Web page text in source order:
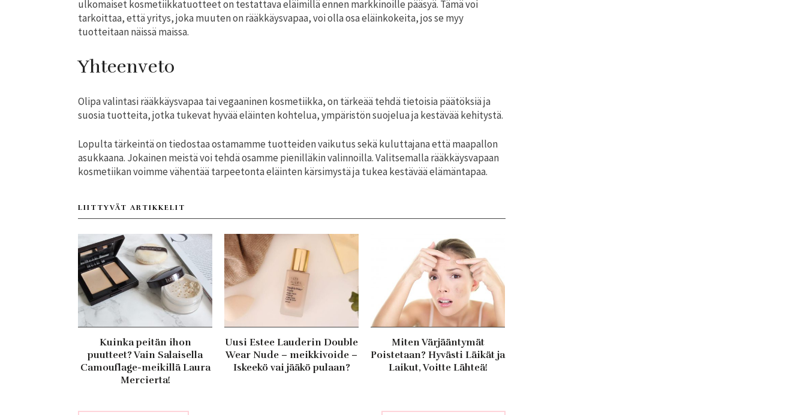
ulkomaiset kosmetiikkatuotteet on testattava eläimillä ennen markkinoille pääsyä. Tämä voi
tarkoittaa, että yritys, joka muuten on rääkkäysvapaa, voi olla osa eläinkokeita, jos se myy
tuotteitaan näissä maissa.
Yhteenveto
Olipa valintasi rääkkäysvapaa tai vegaaninen kosmetiikka, on tärkeää tehdä tietoisia päätöksiä ja
suosia tuotteita, jotka tukevat hyvää eläinten kohtelua, ympäristön suojelua ja kestävää kehitystä.
Lopulta tärkeintä on tiedostaa ostamamme tuotteiden vaikutus sekä kuluttajana että maapallon
asukkaana. Jokainen meistä voi tehdä osamme pienilläkin valinnoilla. Valitsemalla rääkkäysvapaan
kosmetiikan voimme vähentää tarpeetonta eläinten kärsimystä ja tukea kestävää elämäntapaa.
LIITTYVÄT ARTIKKELIT
Kuinka peitän ihon
puutteet? Vain Salaisella
Camouflage-meikillä Laura
Mercierta!
Uusi Estee Lauderin Double
Wear Nude – meikkivoide –
Iskeekö vai jääkö pulaan?
Miten Värjääntymät
Poistetaan? Hyvästi Läikät ja
Laikut, Voitte Lähteä!